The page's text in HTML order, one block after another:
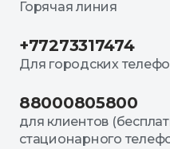
Горячая линия
+77273317474
Для городских
88000805800
для клиентов
стационарного